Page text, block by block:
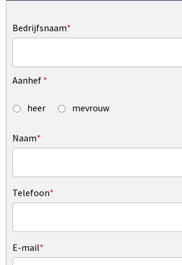
Bedrijfsnaam*
Aanhef *
heer mevrouw
Naam*
Telefoon*
E-mail*